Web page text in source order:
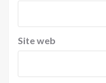
Site web